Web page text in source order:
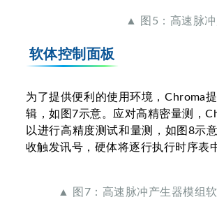
▲ 图5：高速脉冲
软体控制面板
为了提供便利的使用环境，Chroma
辑，如图7示意。应对高精密量测，
以进行高精度测试和量测，如图8示
收触发讯号，硬体将逐行执行时序表
▲ 图7：高速脉冲产生器模组